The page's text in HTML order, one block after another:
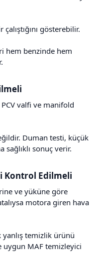
gösterebilir.
hem benzinde hem
valfi ve manifold
Duman testi, küçük
sağlıklı sonuç verir.
Kontrol Edilmeli​
ve yüküne göre
motora giren hava
temizlik ürünü
uygun MAF temizleyici